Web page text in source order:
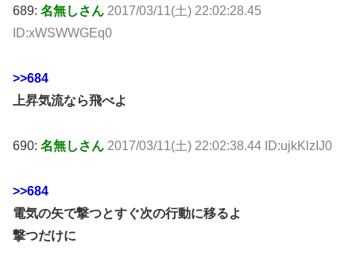
689: 名無しさん 2017/03/11(土) 22:02:28.45
ID:xWSWWGEq0
>>684
上昇気流なら飛べよ
690: 名無しさん 2017/03/11(土) 22:02:38.44 ID:ujkKlzIJ0
>>684
電気の矢で撃つとすぐ次の行動に移るよ
撃つだけに